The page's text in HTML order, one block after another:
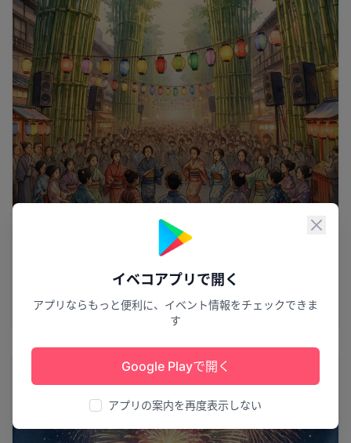
閉じ
イベコアプリで開く
アプリならもっと便利に、イベント情報をチェックできま
す
Google Playで開く
アプリの案内を再度表示しない
第7回渋谷盆踊り
渋谷区 12